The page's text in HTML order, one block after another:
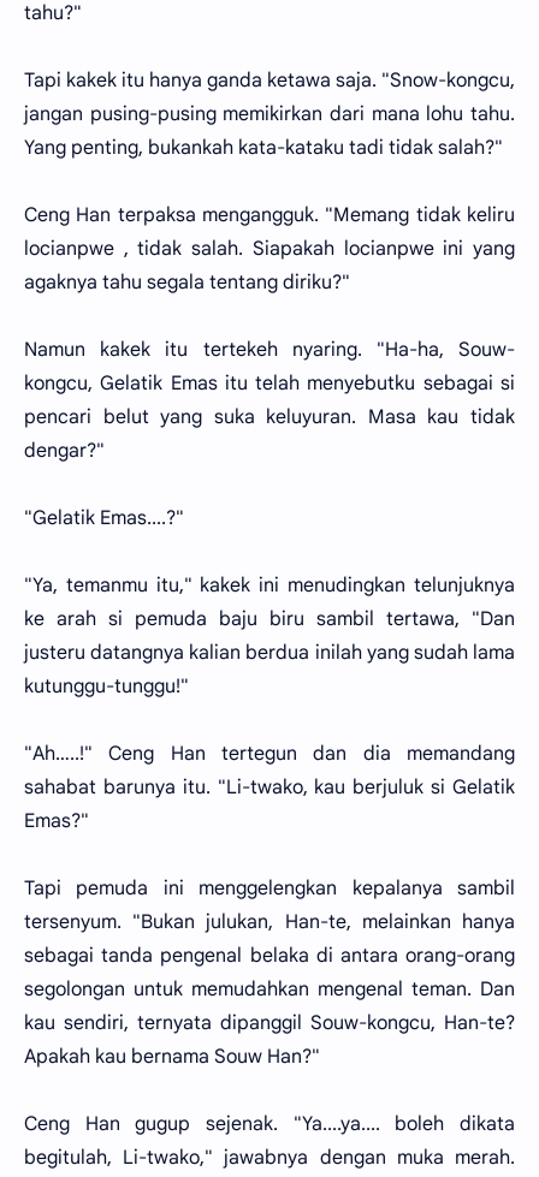
tahu?"
Tapi kakek itu hanya ganda ketawa saja. "Snow-kongcu,
jangan pusing-pusing memikirkan dari mana lohu tahu.
Yang penting, bukankah kata-kataku tadi tidak salah?"
Ceng Han terpaksa mengangguk. "Memang tidak keliru
locianpwe , tidak salah. Siapakah locianpwe ini yang
agaknya tahu segala tentang diriku?"
Namun kakek itu tertekeh nyaring. "Ha-ha, Souw-
kongcu, Gelatik Emas itu telah menyebutku sebagai si
pencari belut yang suka keluyuran. Masa kau tidak
dengar?"
"Gelatik Emas....?"
"Ya, temanmu itu," kakek ini menudingkan telunjuknya
ke arah si pemuda baju biru sambil tertawa, "Dan
justeru datangnya kalian berdua inilah yang sudah lama
kutunggu-tunggu!"
"Ah…..!" Ceng Han tertegun dan dia memandang
sahabat barunya itu. "Li-twako, kau berjuluk si Gelatik
Emas?"
Tapi pemuda ini menggelengkan kepalanya sambil
tersenyum. "Bukan julukan, Han-te, melainkan hanya
sebagai tanda pengenal belaka di antara orang-orang
segolongan untuk memudahkan mengenal teman. Dan
kau sendiri, ternyata dipanggil Souw-kongcu, Han-te?
Apakah kau bernama Souw Han?"
Ceng Han gugup sejenak. "Ya....ya.... boleh dikata
begitulah, Li-twako," jawabnya dengan muka merah.